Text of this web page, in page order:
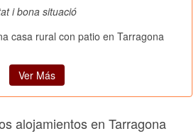
i bona situació
casa rural con patio en Tarragona
Ver Más
alojamientos en Tarragona